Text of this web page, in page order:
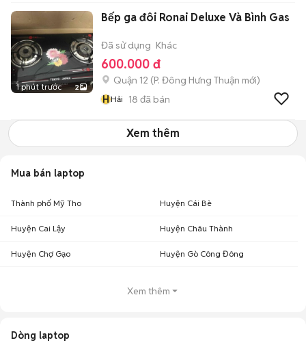
1 phút trước 2
Bếp ga đôi Ronai Deluxe Và Bình Gas
Đã sử dụng Khác
600.000 đ
Quận 12 (P. Đông Hưng Thuận mới)
HHải 18 đã bán
Xem thêm
Mua bán laptop
Thành phố Mỹ Tho Huyện Cái Bè
Huyện Cai Lậy Huyện Châu Thành
Huyện Chợ Gạo Huyện Gò Công Đông
Xem thêm
Dòng laptop